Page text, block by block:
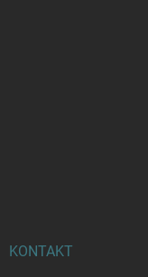
KONTAKT